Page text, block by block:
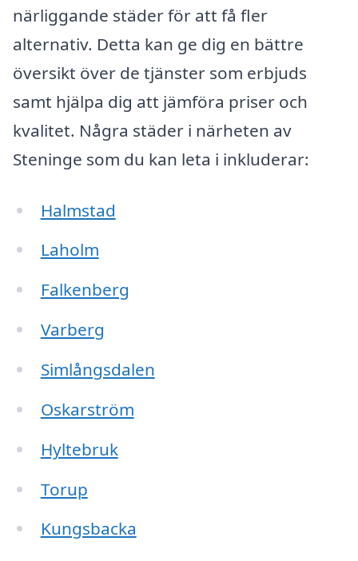
närliggande städer för att få fler
alternativ. Detta kan ge dig en bättre
översikt över de tjänster som erbjuds
samt hjälpa dig att jämföra priser och
kvalitet. Några städer i närheten av
Steninge som du kan leta i inkluderar:
Halmstad
Laholm
Falkenberg
Varberg
Simlångsdalen
Oskarström
Hyltebruk
Torup
Kungsbacka